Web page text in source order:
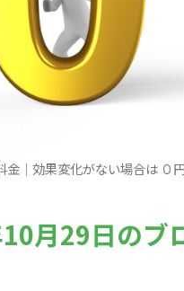
金｜効果変化がない場合は ０
月29日のブ